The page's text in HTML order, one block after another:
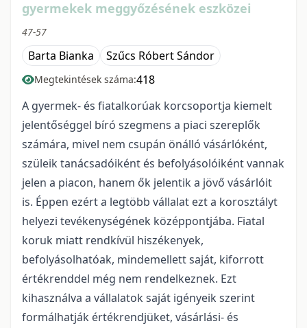
gyermekek meggyőzésének eszközei
47-57
Barta Bianka Szűcs Róbert Sándor
Megtekintések száma:418
A gyermek- és fiatalkorúak korcsoportja kiemelt
jelentőséggel bíró szegmens a piaci szereplők
számára, mivel nem csupán önálló vásárlóként,
szüleik tanácsadóiként és befolyásolóiként vannak
jelen a piacon, hanem ők jelentik a jövő vásárlóit
is. Éppen ezért a legtöbb vállalat ezt a korosztályt
helyezi tevékenységének középpontjába. Fiatal
koruk miatt rendkívül hiszékenyek,
befolyásolhatóak, mindemellett saját, kiforrott
értékrenddel még nem rendelkeznek. Ezt
kihasználva a vállalatok saját igényeik szerint
formálhatják értékrendjüket, vásárlási- és